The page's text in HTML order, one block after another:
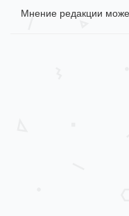
Мнение редакции